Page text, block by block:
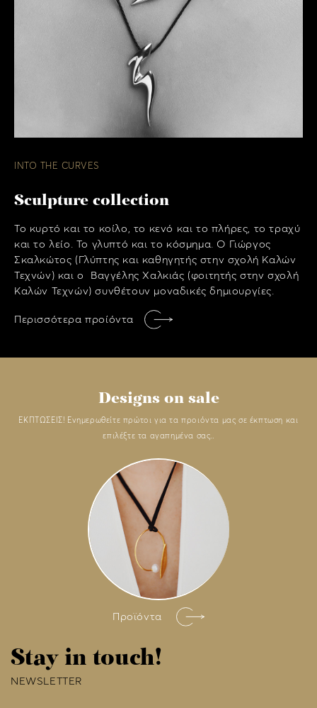
INTO THE CURVES
Sculpture collection
Το κυρτό και το κοίλο, το κενό και το πλήρες, το τραχύ
και το λείο. Το γλυπτό και το κόσμημα. Ο Γιώργος
Σκαλκώτος (Γλύπτης και καθηγητής στην σχολή Καλών
Τεχνών) και ο Βαγγέλης Χαλκιάς (φοιτητής στην σχολή
Καλών Τεχνών) συνθέτουν μοναδικές δημιουργίες.
Περισσότερα προίόντα
Designs on sale
ΕΚΠΤΩΣΕΙΣ! Ενημερωθείτε πρώτοι για τα προιόντα μας σε έκπτωση και
επιλέξτε τα αγαπημένα σας..
Προϊόντα
Stay in touch!
NEWSLETTER